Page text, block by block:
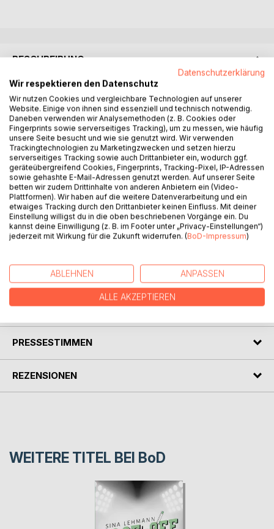
BESCHREIBUNG
Katharina Baust flüchtet sich vor den Vorstellungen ihrer
Familie in die Anonymität Berlins, nur um sich dort in einer
zweckmäßigen Ehe wiederzufinden. Als sie herausfindet,
dass ihr Mann ein Spieler ist, versucht sie alles, um die
Schulden zu begleichen, die ihr Mann Sebastian aufgetürmt
hat.
Das unmoralische Angebot des vermögenden
Casinoinhabers Ramon stürzt sie in einen Strudel der
Gefühle. Sie kann sich seiner Anziehung nicht entziehen
und lässt sich auf das Abenteuer ein. Zum erstem Mal
erfährt sie zügellose Leidenschaft und wird getrieben von
Doch kann diese Liebe ein gutes Ende nehmen?
AUTOR/IN
PRESSESTIMMEN
REZENSIONEN
WEITERE TITEL BEI BoD
Datenschutzerklärung
Wir respektieren den Datenschutz
Wir nutzen Cookies und vergleichbare Technologien auf unserer
Website. Einige von ihnen sind essenziell und technisch notwendig.
Daneben verwenden wir Analysemethoden (z. B. Cookies oder
Fingerprints sowie serverseitiges Tracking), um zu messen, wie häufig
unsere Seite besucht und wie sie genutzt wird. Wir verwenden
Trackingtechnologien zu Marketingzwecken und setzen hierzu
serverseitiges Tracking sowie auch Drittanbieter ein, wodurch ggf.
geräteübergreifend Cookies, Fingerprints, Tracking-Pixel, IP-Adressen
sowie gehashte E-Mail-Adressen genutzt werden. Auf unserer Seite
betten wir zudem Drittinhalte von anderen Anbietern ein (Video-
Plattformen). Wir haben auf die weitere Datenverarbeitung und ein
etwaiges Tracking durch den Drittanbieter keinen Einfluss. Mit deiner
Einstellung willigst du in die oben beschriebenen Vorgänge ein. Du
kannst deine Einwilligung (z. B. im Footer unter „Privacy-Einstellungen“)
jederzeit mit Wirkung für die Zukunft widerrufen. (BoD-Impressum)
ABLEHNEN ANPASSEN
ALLE AKZEPTIEREN